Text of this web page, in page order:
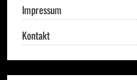
Impressum
Kontakt